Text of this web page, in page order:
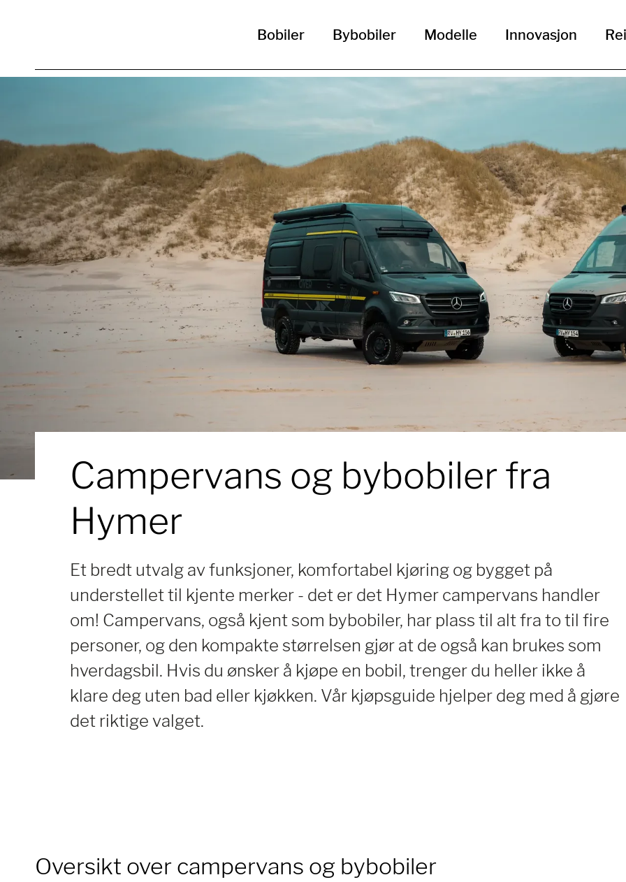
Bobiler Bybobiler Modelle Innovasjon
Campervans og bybobiler fra
Hymer
Et bredt utvalg av funksjoner, komfortabel kjøring og bygget på
understellet til kjente merker - det er det Hymer campervans handler
om! Campervans, også kjent som bybobiler, har plass til alt fra to til fire
personer, og den kompakte størrelsen gjør at de også kan brukes som
hverdagsbil. Hvis du ønsker å kjøpe en bobil, trenger du heller ikke å
klare deg uten bad eller kjøkken. Vår kjøpsguide hjelper deg med å gjøre
det riktige valget.
Oversikt over campervans og bybobiler